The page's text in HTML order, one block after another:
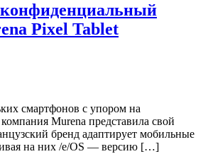
Pixel Tablet
смартфонов с упором на
Murena представила свой
бренд адаптирует мобильные
на них /e/OS — версию […]